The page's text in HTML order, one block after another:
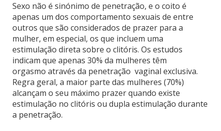
Sexo não é sinónimo de penetração, e o coito é
apenas um dos comportamento sexuais de entre
outros que são considerados de prazer para a
mulher, em especial, os que incluem uma
estimulação direta sobre o clitóris. Os estudos
indicam que apenas 30% da mulheres têm
orgasmo através da penetração vaginal exclusiva.
Regra geral, a maior parte das mulheres (70%)
alcançam o seu máximo prazer quando existe
estimulação no clitóris ou dupla estimulação durante
a penetração.